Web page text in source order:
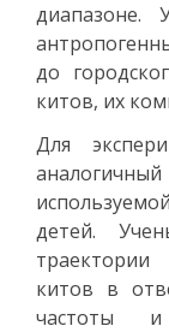
диапазоне.
до
китов, их
Для
детей.
китов в
частоты